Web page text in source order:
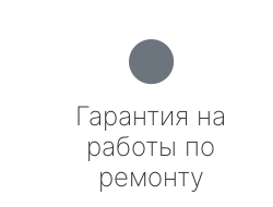
Гарантия на
работы по
ремонту